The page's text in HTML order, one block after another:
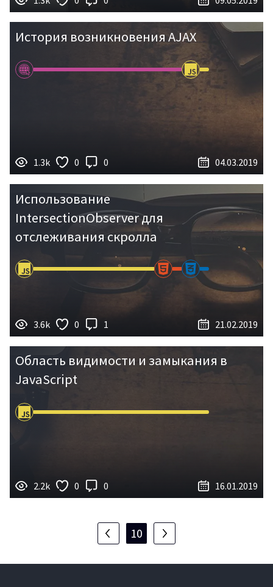
История возникновения AJAX
1.3k 0 0 04.03.2019
Использование
IntersectionObserver для
отслеживания скролла
3.6k 0 1 21.02.2019
Область видимости и замыкания в
JavaScript
2.2k 0 0 16.01.2019
10